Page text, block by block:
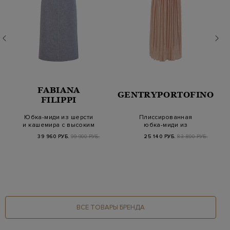
FABIANA
FILIPPI
Юбка-миди из шерсти
и кашемира с высоким
разрезом на с…
39 960 РУБ. 99 900 РУБ.
GENTRYPORTOFINO
Плиссированная
юбка-миди из
струящегося шелка
25 140 РУБ. 83 800 РУБ.
ВСЕ ТОВАРЫ БРЕНДА